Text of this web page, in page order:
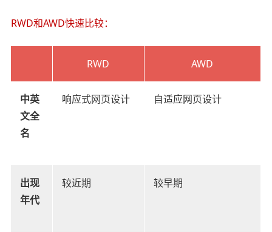
RWD和AWD快速比较：
RWD AWD
中英
文全
名
响应式网页设计 自适应网页设计
出现
年代
较近期 较早期